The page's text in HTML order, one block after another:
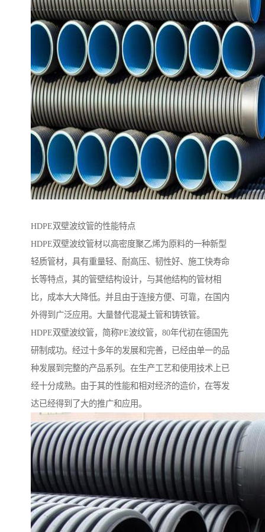
HDPE双壁波纹管的性能特点
HDPE双壁波纹管材以高密度聚乙烯为原料的一种新型
轻质管材，具有重量轻、耐高压、韧性好、施工快寿命
长等特点，其的管壁结构设计，与其他结构的管材相
比，成本大大降低。并且由于连接方便、可靠，在国内
外得到广泛应用。大量替代混凝土管和铸铁管。
HDPE双壁波纹管，简称PE波纹管，80年代初在德国先
研制成功。经过十多年的发展和完善，已经由单一的品
种发展到完整的产品系列。在生产工艺和使用技术上已
经十分成熟。由于其的性能和相对经济的造价，在等发
达已经得到了大的推广和应用。